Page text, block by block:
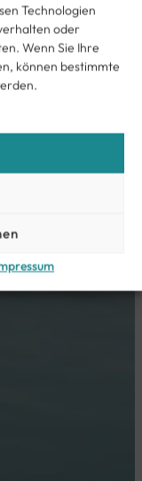
Technologien
oder
Wenn Sie Ihre
können bestimmte